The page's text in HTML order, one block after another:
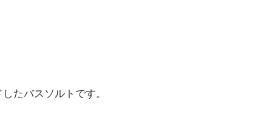
たバスソルトです。